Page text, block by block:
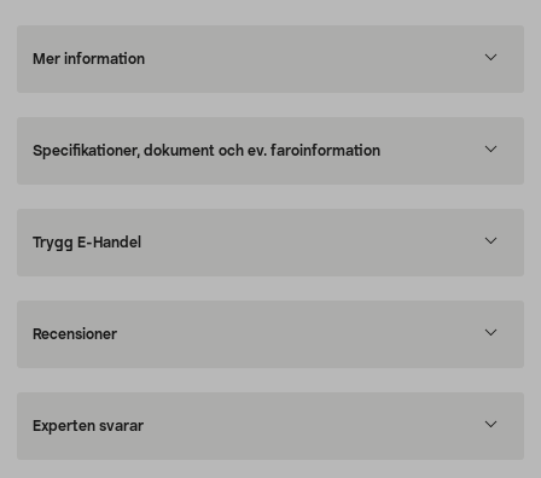
Mer information
Specifikationer, dokument och ev. faroinformation
Trygg E-Handel
Recensioner
Experten svarar